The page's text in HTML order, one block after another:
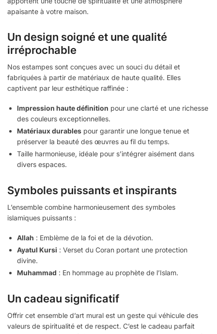
apaisante à votre maison.
Un design soigné et une qualité
irréprochable
Nos estampes sont conçues avec un souci du détail et
fabriquées à partir de matériaux de haute qualité. Elles
captivent par leur esthétique raffinée :
Impression haute définition pour une clarté et une richesse
des couleurs exceptionnelles.
Matériaux durables pour garantir une longue tenue et
préserver la beauté des œuvres au fil du temps.
Taille harmonieuse, idéale pour s’intégrer aisément dans
divers espaces.
Symboles puissants et inspirants
L’ensemble combine harmonieusement des symboles
islamiques puissants :
Allah : Emblème de la foi et de la dévotion.
Ayatul Kursi : Verset du Coran portant une protection
divine.
Muhammad : En hommage au prophète de l’Islam.
Un cadeau significatif
Offrir cet ensemble d’art mural est un geste qui véhicule des
valeurs de spiritualité et de respect. C’est le cadeau parfait